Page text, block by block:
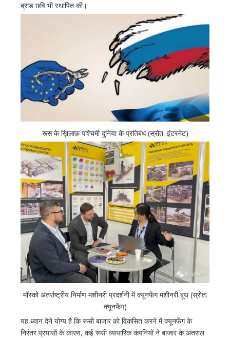
ब्रांड छवि भी स्थापित की।
रूस के ख़िलाफ़ पश्चिमी दुनिया के प्रतिबंध (स्रोत: इंटरनेट)
मॉस्को अंतर्राष्ट्रीय निर्माण मशीनरी प्रदर्शनी में क्यूनफेंग मशीनरी बूथ (स्रोत:
क्यूनफेंग)
यह ध्यान देने योग्य है कि रूसी बाजार को विकसित करने में क्यूनफेंग के
निरंतर प्रयासों के कारण, कई रूसी व्यापारिक कंपनियों ने बाजार के अंतराल